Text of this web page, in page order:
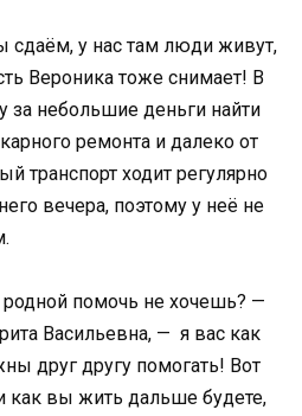
сдаём, у нас там люди живут,
Вероника тоже снимает! В
за небольшие деньги найти
ремонта и далеко от
транспорт ходит регулярно
вечера, поэтому у неё не
помочь не хочешь? —
Васильевна, — я вас как
друг другу помогать! Вот
как вы жить дальше будете,